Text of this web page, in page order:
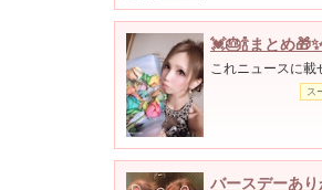
💓🎂🍾まとめ
これニュースに
ス
バースデーあ